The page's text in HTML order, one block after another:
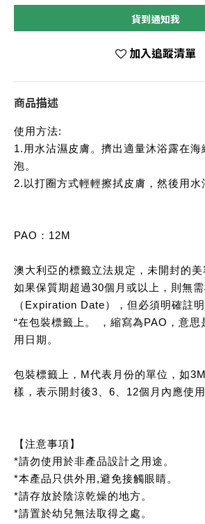
貨到通知我
加入追蹤清單
商品描述
使用方法:
1.用水沾濕皮膚。擠出適量沐浴露在海
泡。
2.以打圈方式輕輕擦拭皮膚，然後用水
PAO：12M
澳大利亞的標籤立法規定，未開封的
如果保質期超過30個月或以上，則無
（Expiration Date），但必須明確註
“在包裝標籤上。 ，縮寫為PAO，意思
用日期。
包裝標籤上，M代表月份的單位，如
樣，表示開封後3、6、12個月內應使用
【注意事項】
*請勿使用於非產品設計之用途。
*本產品只供外用,避免接觸眼睛。
*請存放於陰涼乾燥的地方。
*請置於幼兒無法取得之處。